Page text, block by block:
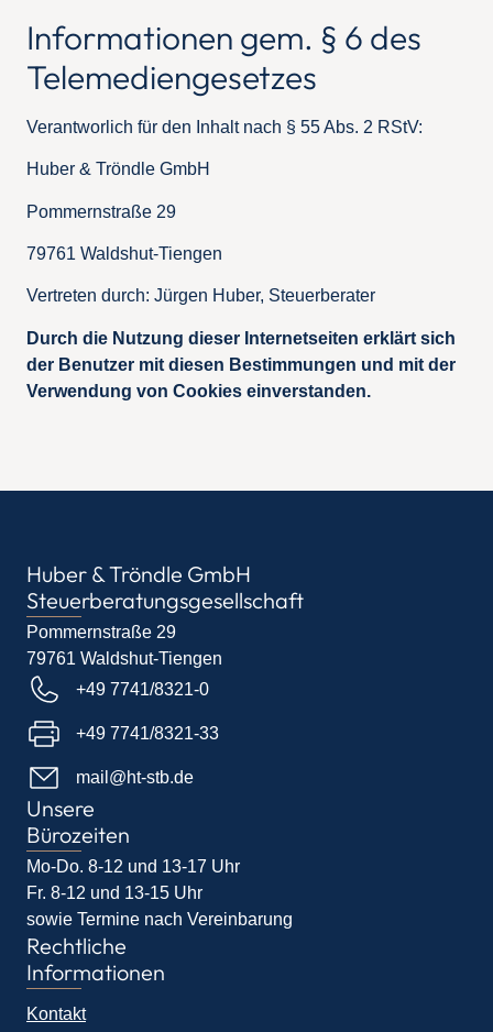
Informationen gem. § 6 des
Telemediengesetzes
Verantworlich für den Inhalt nach § 55 Abs. 2 RStV:
Huber & Tröndle GmbH
Pommernstraße 29
79761 Waldshut-Tiengen
Vertreten durch: Jürgen Huber, Steuerberater
Durch die Nutzung dieser Internetseiten erklärt sich
der Benutzer mit diesen Bestimmungen und mit der
Verwendung von Cookies einverstanden.
Huber & Tröndle GmbH
Steuerberatungsgesellschaft
Pommernstraße 29
79761 Waldshut-Tiengen
+49 7741/8321-0
+49 7741/8321-33
mail@ht-stb.de
Unsere
Bürozeiten
Mo-Do. 8-12 und 13-17 Uhr
Fr. 8-12 und 13-15 Uhr
sowie Termine nach Vereinbarung
Rechtliche
Informationen
Kontakt